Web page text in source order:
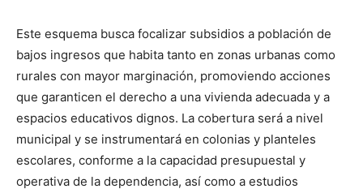
Este esquema busca focalizar subsidios a población de
bajos ingresos que habita tanto en zonas urbanas como
rurales con mayor marginación, promoviendo acciones
que garanticen el derecho a una vivienda adecuada y a
espacios educativos dignos. La cobertura será a nivel
municipal y se instrumentará en colonias y planteles
escolares, conforme a la capacidad presupuestal y
operativa de la dependencia, así como a estudios